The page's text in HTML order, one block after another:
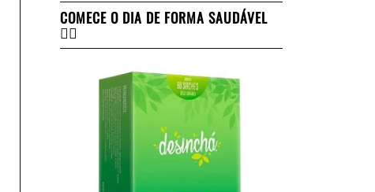
COMECE O DIA DE FORMA SAUDÁVEL
👇🏻